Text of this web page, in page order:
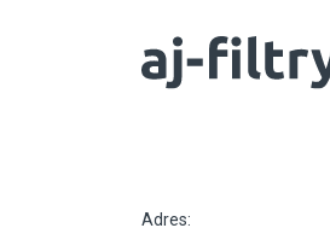
Adres: